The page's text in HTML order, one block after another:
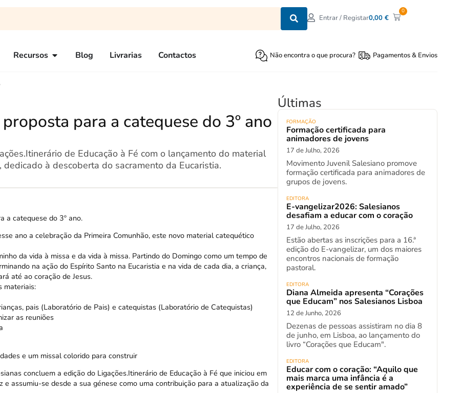
Entrar / Registar0,00€
0
Recursos Blog Livrarias Contactos Não encontra o que procura? Pagamentos & Envios
para a catequese do 3º ano
de Educação à Fé com o lançamento do material
dedicado à descoberta do sacramento da Eucaristia.
a catequese do 3º ano.
ano a celebração da Primeira Comunhão, este novo material catequético
da vida à missa e da vida à missa. Partindo do Domingo como um tempo de
na ação do Espírito Santo na Eucaristia e na vida de cada dia, a criança,
até ao coração de Jesus.
materiais:
pais (Laboratório de Pais) e catequistas (Laboratório de Catequistas)
as reuniões
e um missal colorido para construir
concluem a edição do Ligações.Itinerário de Educação à Fé que iniciou em
assumiu-se desde a sua génese como uma contribuição para a atualização da
Últimas
FORMAÇÃO
Formação certificada para
animadores de jovens
17 de Julho, 2026
Movimento Juvenil Salesiano promove
formação certificada para animadores de
grupos de jovens.
EDITORA
E-vangelizar2026: Salesianos
desafiam a educar com o coração
17 de Julho, 2026
Estão abertas as inscrições para a 16.ª
edição do E-vangelizar, um dos maiores
encontros nacionais de formação
pastoral.
EDITORA
Diana Almeida apresenta “Corações
que Educam” nos Salesianos Lisboa
12 de Junho, 2026
Dezenas de pessoas assistiram no dia 8
de junho, em Lisboa, ao lançamento do
livro “Corações que Educam".
EDITORA
Educar com o coração: “Aquilo que
mais marca uma infância é a
experiência de se sentir amado”